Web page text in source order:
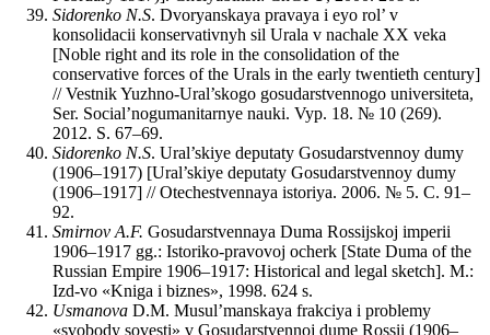
Sidorenko N.S. Dvoryanskaya pravaya i eyo rol’ v
konsolidacii konservativnyh sil Urala v nachale XX veka
[Noble right and its role in the consolidation of the
conservative forces of the Urals in the early twentieth century]
// Vestnik Yuzhno-Ural’skogo gosudarstvennogo universiteta,
Ser. Social’nogumanitarnye nauki. Vyp. 18. № 10 (269).
2012. S. 67–69.
Sidorenko N.S. Ural’skiye deputaty Gosudarstvennoy dumy
(1906–1917) [Ural’skiye deputaty Gosudarstvennoy dumy
(1906–1917] // Otechestvennaya istoriya. 2006. № 5. С. 91–
92.
Smirnov A.F. Gosudarstvennaya Duma Rossijskoj imperii
1906–1917 gg.: Istoriko-pravovoj ocherk [State Duma of the
Russian Empire 1906–1917: Historical and legal sketch]. M.:
Izd-vo «Kniga i biznes», 1998. 624 s.
Usmanova D.M. Musul’manskaya frakciya i problemy
«svobody sovesti» v Gosudarstvennoj dume Rossii (1906–